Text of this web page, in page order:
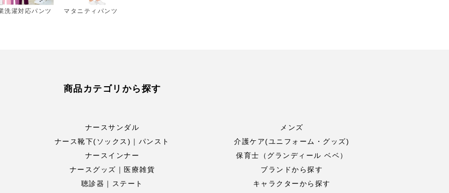
洗濯対応パンツ マタニティパンツ
商品カテゴリから探す
ナースサンダル
ナース靴下(ソックス)｜パンスト
ナースインナー
ナースグッズ｜医療雑貨
聴診器｜ステート
メンズ
介護ケア(ユニフォーム・グッズ)
保育士（グランディール ベベ）
ブランドから探す
キャラクターから探す